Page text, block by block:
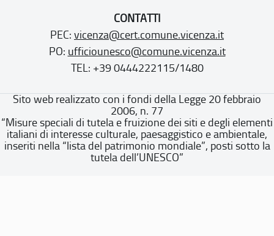
CONTATTI
PEC: vicenza@cert.comune.vicenza.it
PO: ufficiounesco@comune.vicenza.it
TEL: +39 0444222115/1480
Sito web realizzato con i fondi della Legge 20 febbraio
2006, n. 77
“Misure speciali di tutela e fruizione dei siti e degli elementi
italiani di interesse culturale, paesaggistico e ambientale,
inseriti nella “lista del patrimonio mondiale”, posti sotto la
tutela dell’UNESCO”